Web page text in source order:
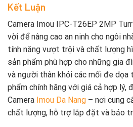
Kết Luận
Camera Imou IPC-T26EP 2MP
vời để nâng cao an ninh cho ngôi
tính năng vượt trội và chất lượng
sản phẩm phù hợp cho những gia
và người thân khỏi các mối đe dọa
phẩm chính hãng với giá cả hợp lý,
Camera Imou Da Nang – nơi cung
chất lượng, hỗ trợ lắp đặt và bảo